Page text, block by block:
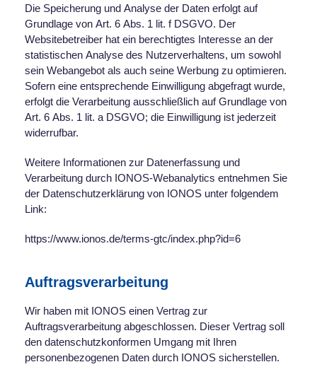
Die Speicherung und Analyse der Daten erfolgt auf
Grundlage von Art. 6 Abs. 1 lit. f DSGVO. Der
Websitebetreiber hat ein berechtigtes Interesse an der
statistischen Analyse des Nutzerverhaltens, um sowohl
sein Webangebot als auch seine Werbung zu optimieren.
Sofern eine entsprechende Einwilligung abgefragt wurde,
erfolgt die Verarbeitung ausschließlich auf Grundlage von
Art. 6 Abs. 1 lit. a DSGVO; die Einwilligung ist jederzeit
widerrufbar.
Weitere Informationen zur Datenerfassung und
Verarbeitung durch IONOS-Webanalytics entnehmen Sie
der Datenschutzerklärung von IONOS unter folgendem
Link:
https://www.ionos.de/terms-gtc/index.php?id=6
Auftragsverarbeitung
Wir haben mit IONOS einen Vertrag zur
Auftragsverarbeitung abgeschlossen. Dieser Vertrag soll
den datenschutzkonformen Umgang mit Ihren
personenbezogenen Daten durch IONOS sicherstellen.